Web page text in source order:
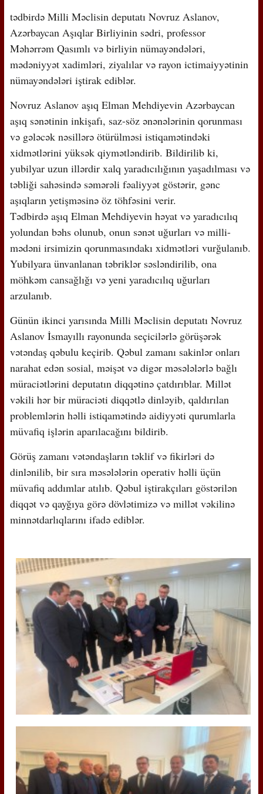
tədbirdə Milli Məclisin deputatı Novruz Aslanov,
Azərbaycan Aşıqlar Birliyinin sədri, professor
Məhərrəm Qasımlı və birliyin nümayəndələri,
mədəniyyət xadimləri, ziyalılar və rayon ictimaiyyətinin
nümayəndələri iştirak ediblər.
Novruz Aslanov aşıq Elman Mehdiyevin Azərbaycan
aşıq sənətinin inkişafı, saz-söz ənənələrinin qorunması
və gələcək nəsillərə ötürülməsi istiqamətindəki
xidmətlərini yüksək qiymətləndirib. Bildirilib ki,
yubilyar uzun illərdir xalq yaradıcılığının yaşadılması və
təbliği sahəsində səmərəli fəaliyyət göstərir, gənc
aşıqların yetişməsinə öz töhfəsini verir.
Tədbirdə aşıq Elman Mehdiyevin həyat və yaradıcılıq
yolundan bəhs olunub, onun sənət uğurları və milli-
mədəni irsimizin qorunmasındakı xidmətləri vurğulanıb.
Yubilyara ünvanlanan təbriklər səsləndirilib, ona
möhkəm cansağlığı və yeni yaradıcılıq uğurları
arzulanıb.
Günün ikinci yarısında Milli Məclisin deputatı Novruz
Aslanov İsmayıllı rayonunda seçicilərlə görüşərək
vətəndaş qəbulu keçirib. Qəbul zamanı sakinlər onları
narahat edən sosial, məişət və digər məsələlərlə bağlı
müraciətlərini deputatın diqqətinə çatdırıblar. Millət
vəkili hər bir müraciəti diqqətlə dinləyib, qaldırılan
problemlərin həlli istiqamətində aidiyyəti qurumlarla
müvafiq işlərin aparılacağını bildirib.
Görüş zamanı vətəndaşların təklif və fikirləri də
dinlənilib, bir sıra məsələlərin operativ həlli üçün
müvafiq addımlar atılıb. Qəbul iştirakçıları göstərilən
diqqət və qayğıya görə dövlətimizə və millət vəkilinə
minnətdarlıqlarını ifadə ediblər.